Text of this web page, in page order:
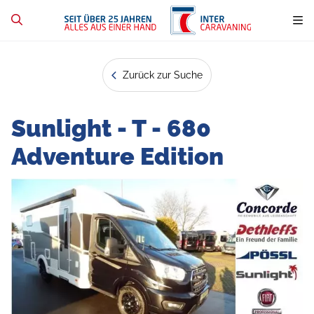
Zurück zur Suche
Sunlight - T - 680
Adventure Edition